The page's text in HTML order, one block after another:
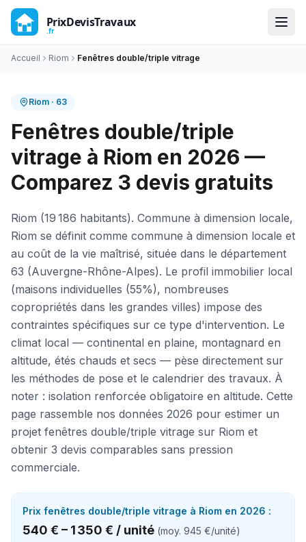
Accueil Riom Fenêtres double/triple vitrage
Riom · 63
Fenêtres double/triple
vitrage à Riom en 2026 —
Comparez 3 devis gratuits
Riom (19 186 habitants). Commune à dimension locale,
Riom se définit comme commune à dimension locale et
au coût de la vie maîtrisé, située dans le département
63 (Auvergne-Rhône-Alpes). Le profil immobilier local
(maisons individuelles (55%), nombreuses
copropriétés dans les grandes villes) impose des
contraintes spécifiques sur ce type d'intervention. Le
climat local — continental en plaine, montagnard en
altitude, étés chauds et secs — pèse directement sur
les méthodes de pose et le calendrier des travaux. À
noter : isolation renforcée obligatoire en altitude. Cette
page rassemble nos données 2026 pour estimer un
projet fenêtres double/triple vitrage sur Riom et
obtenir 3 devis comparables sans pression
commerciale.
Prix fenêtres double/triple vitrage à Riom en 2026 :
540 € – 1 350 € / unité (moy. 945 €/unité)